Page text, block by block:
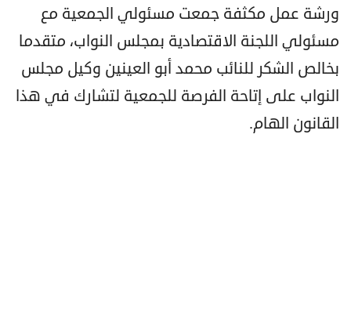
ورشة عمل مكثفة جمعت مسئولي الجمعية مع
مسئولي اللجنة الاقتصادية بمجلس النواب، متقدما
بخالص الشكر للنائب محمد أبو العينين وكيل مجلس
النواب على إتاحة الفرصة للجمعية لتشارك في هذا
القانون الهام.